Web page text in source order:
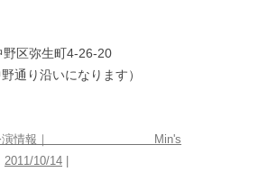
区弥生町4-26-20
通り沿いになります）
公演情報｜ Min's
2011/10/14